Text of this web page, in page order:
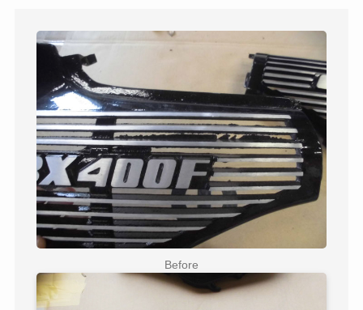
Before